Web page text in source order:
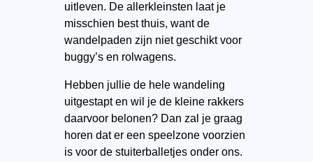
uitleven. De allerkleinsten laat je
misschien best thuis, want de
wandelpaden zijn niet geschikt voor
buggy’s en rolwagens.
Hebben jullie de hele wandeling
uitgestapt en wil je de kleine rakkers
daarvoor belonen? Dan zal je graag
horen dat er een speelzone voorzien
is voor de stuiterballetjes onder ons.